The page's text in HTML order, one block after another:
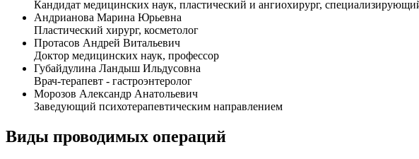
Кандидат медицинских наук, пластический и ангиохирург,
Андрианова Марина Юрьевна
Пластический хирург, косметолог
Протасов Андрей Витальевич
Доктор медицинских наук, профессор
Губайдулина Ландыш Ильдусовна
Врач-терапевт - гастроэнтеролог
Морозов Александр Анатольевич
Заведующий психотерапевтическим направлением
Виды проводимых операций